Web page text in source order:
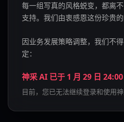
每一组写真的风格蜕变，都离
支持。我们由衷感恩这份珍贵的
因业务发展策略调整，我们不
定：
神采 AI 已于 1 月 29 日
目前，您已无法继续登录和使用神